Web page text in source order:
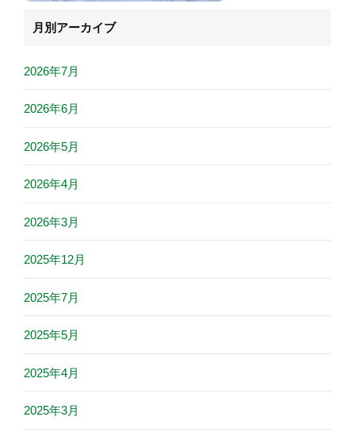
月別アーカイブ
2026年7月
2026年6月
2026年5月
2026年4月
2026年3月
2025年12月
2025年7月
2025年5月
2025年4月
2025年3月